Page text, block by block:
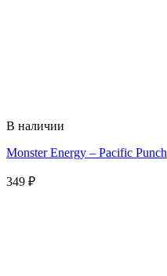
В наличии
Monster Energy – Pacific Punch
349 ₽